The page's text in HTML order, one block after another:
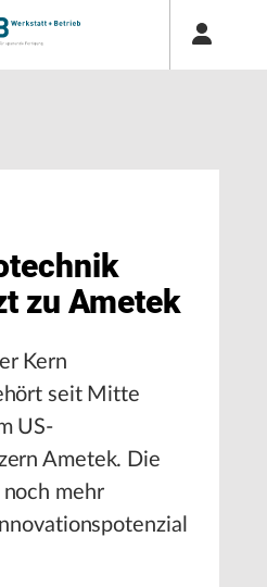
zu Ametek
Kern
seit Mitte
US-
Ametek. Die
mehr